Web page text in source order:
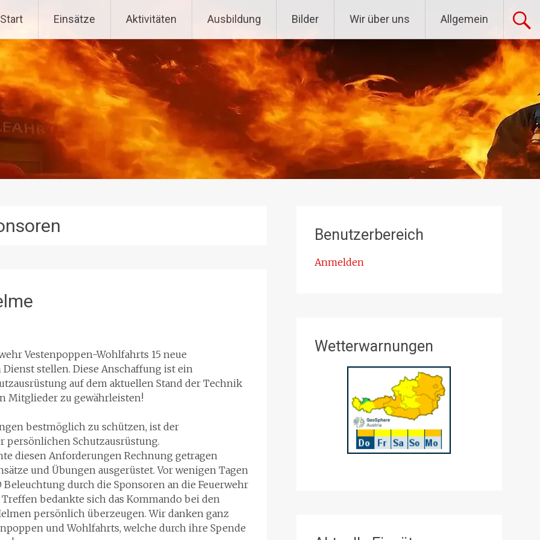
Wohlfahrts
Start Einsätze Aktivitäten Ausbildung Bilder Wir über uns Allgemein
Vestenpoppen-Wohlfahrts 15 neue
Dienst stellen. Diese Anschaffung ist ein
auf dem aktuellen Stand der Technik
Mitglieder zu gewährleisten!
bestmöglich zu schützen, ist der
persönlichen Schutzausrüstung.
diesen Anforderungen Rechnung getragen
und Übungen ausgerüstet. Vor wenigen Tagen
durch die Sponsoren an die Feuerwehr
bedankte sich das Kommando bei den
persönlich überzeugen. Wir danken ganz
und Wohlfahrts, welche durch ihre Spende
Benutzerbereich
Anmelden
Wetterwarnungen